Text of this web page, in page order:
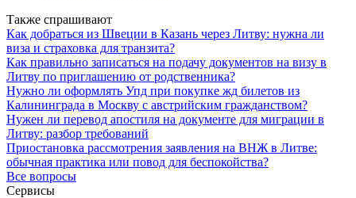
Также спрашивают
Как добраться из Швеции в Казань через Литву: нужна ли
виза и страховка для транзита?
Как правильно записаться на подачу документов на визу в
Литву по приглашению от родственника?
Нужно ли оформлять Упд при покупке жд билетов из
Калининграда в Москву с австрийским гражданством?
Нужен ли перевод апостиля на документе для миграции в
Литву: разбор требований
Приостановка рассмотрения заявления на ВНЖ в Литве:
обычная практика или повод для беспокойства?
Все вопросы
Сервисы